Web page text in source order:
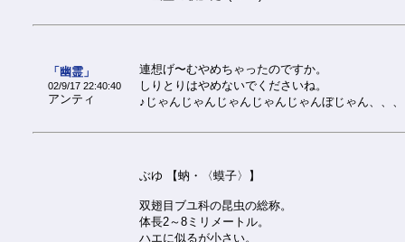
「幽霊」
02/9/17 22:40:40
アンティ
連想げ〜むやめちゃったのですか。
しりとりはやめないでくださいね。
♪じゃんじゃんじゃんじゃんじゃんぼじゃん、、
ぶゆ 【蚋・〈蟆子〉】
双翅目ブユ科の昆虫の総称。
体長2～8ミリメートル。
ハエに似るが小さい。